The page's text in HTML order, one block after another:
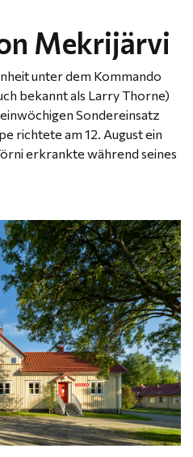
Mekrijärvi
unter dem Kommando
bekannt als Larry Thorne)
Sondereinsatz
richtete am 12. August ein
erkrankte während seines